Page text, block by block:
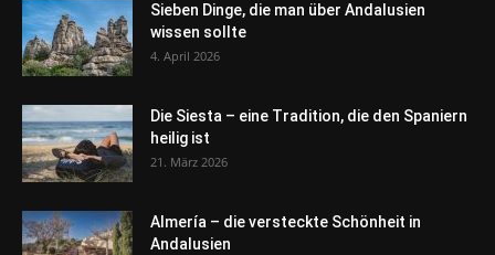
Sieben Dinge, die man über Andalusien
wissen sollte
4. April 2026
Die Siesta – eine Tradition, die den Spaniern
heilig ist
21. März 2026
Almería – die versteckte Schönheit in
Andalusien